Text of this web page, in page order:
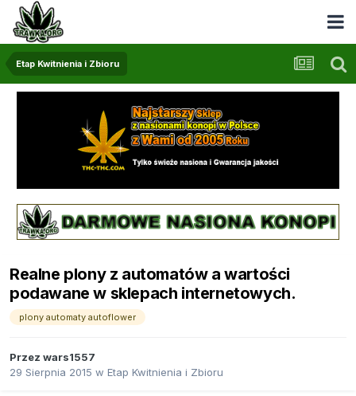
Etap Kwitnienia i Zbioru
Realne plony z automatów a wartości
podawane w sklepach internetowych.
plony automaty autoflower
Przez wars1557
29 Sierpnia 2015 w Etap Kwitnienia i Zbioru